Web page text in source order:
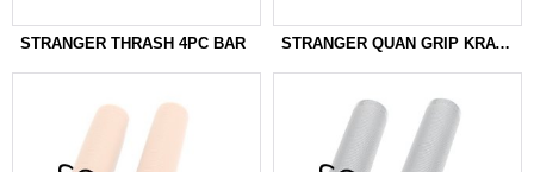
STRANGER THRASH 4PC BAR STRANGER QUAN GRIP KRATON